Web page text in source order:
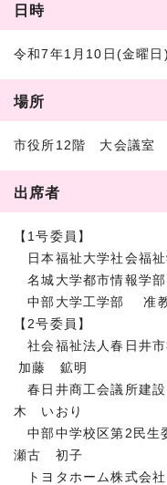
日時
令和7年1月10日(金曜
場所
市役所12階 大会議室
出席者
【1号委員】
日本福祉大学社会
名城大学都市情報
中部大学工学部 准
【2号委員】
社会福祉法人春日井
加藤 鉱明
春日井商工会議所建
木 いおり
中部中学校区第2民
瀬古 初子
トヨタホーム株式会